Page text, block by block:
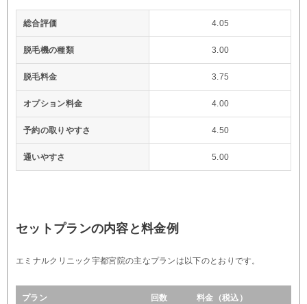
総合評価 4.05
脱毛機の種類 3.00
脱毛料金 3.75
オプション料金 4.00
予約の取りやすさ 4.50
通いやすさ 5.00
セットプランの内容と料金例
エミナルクリニック宇都宮院の主なプランは以下のとおりです。
プラン 回数 料金（税込）